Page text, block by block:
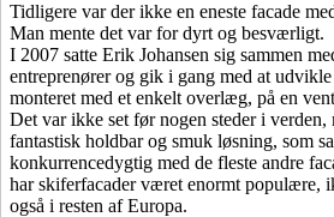
Tidligere var der ikke en eneste facade
Man mente det var for dyrt og besværligt.
I 2007 satte Erik Johansen sig sammen
entreprenører og gik i gang med at
monteret med et enkelt overlæg, på en
Det var ikke set før nogen steder i
fantastisk holdbar og smuk løsning, som
konkurrencedygtig med de fleste andre
har skiferfacader været enormt populære,
også i resten af Europa.